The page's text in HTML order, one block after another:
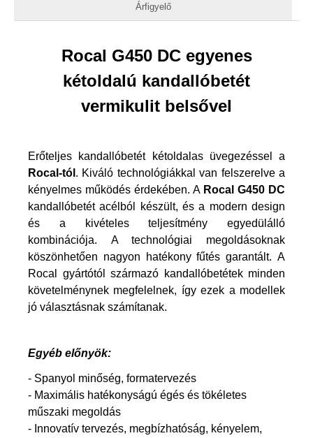
Árfigyelő
Rocal G450 DC egyenes
kétoldalú kandallóbetét
vermikulit belsővel
Erőteljes kandallóbetét kétoldalas üvegezéssel a
Rocal-tól . Kiváló technológiákkal van felszerelve a
kényelmes működés érdekében. A Rocal G450 DC
kandallóbetét acélból készült, és a modern design
és a kivételes teljesítmény egyedülálló
kombinációja. A technológiai megoldásoknak
köszönhetően nagyon hatékony fűtés garantált. A
Rocal gyártótól származó kandallóbetétek minden
követelménynek megfelelnek, így ezek a modellek
jó választásnak számítanak.
Egyéb előnyök:
- Spanyol minőség, formatervezés
- Maximális hatékonyságú égés és tökéletes
műszaki megoldás
- Innovatív tervezés, megbízhatóság, kényelem,